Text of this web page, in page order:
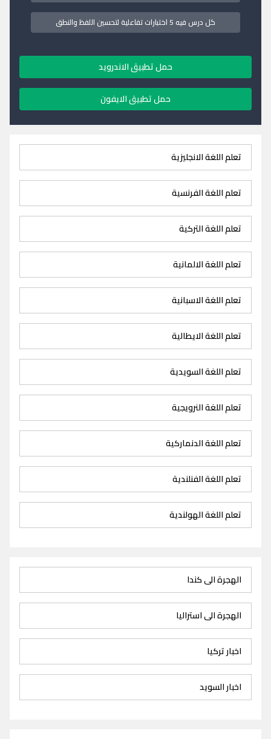
كل درس فيه 5 اختبارات تفاعلية لتحسين اللفظ والنطق
حمل تطبيق الاندرويد
حمل تطبيق الايفون
تعلم اللغة الانجليزية
تعلم اللغة الفرنسية
تعلم اللغة التركية
تعلم اللغة الالمانية
تعلم اللغة الاسبانية
تعلم اللغة الايطالية
تعلم اللغة السويدية
تعلم اللغة النرويجية
تعلم اللغة الدنماركية
تعلم اللغة الفنلندية
تعلم اللغة الهولندية
الهجرة الى كندا
الهجرة الى استراليا
اخبار تركيا
اخبار السويد